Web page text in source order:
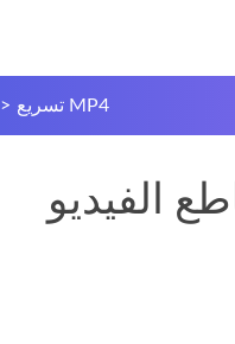
> تسريع MP4
الفيديو